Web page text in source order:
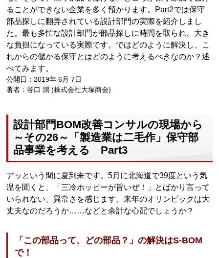
ることができない企業を多く預かります。Part2では保守
部品探しに翻弄されている設計部門の実際を紹介しまし
た。最も多忙な設計部門が部品探しに時間を取られ、大き
な負担になっている実際です。ではどのように解決し、こ
れからの儲かる保守とはどのように考えるべきなのか？述
べてみます。
公開日：2019年 6月 7日
著者：谷口 潤 (株式会社大塚商会)
設計部門BOM改善コンサルの現場から
～その26～「製造業は二毛作」保守部
品事業を考える Part3
アッという間に夏到来です。5月に北海道で39度という気
温を聞くと、「三冷ホッピーが旨いぜ！」とばかり言って
いられない、異常さを感じます。来年のオリンピックは大
丈夫なのだろうか……などと余計な心配でしょうか？
「この部品って、どの部品？」の解決はS-BOM
で！